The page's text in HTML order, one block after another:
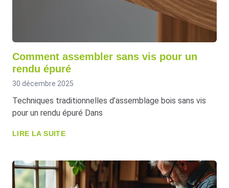
Comment assembler sans vis pour un
rendu épuré
30 décembre 2025
Techniques traditionnelles d’assemblage bois sans vis
pour un rendu épuré Dans
LIRE LA SUITE